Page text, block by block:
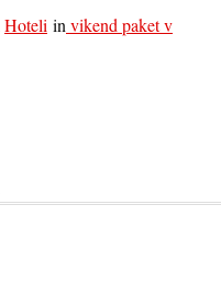
Hoteli in vikend paket v